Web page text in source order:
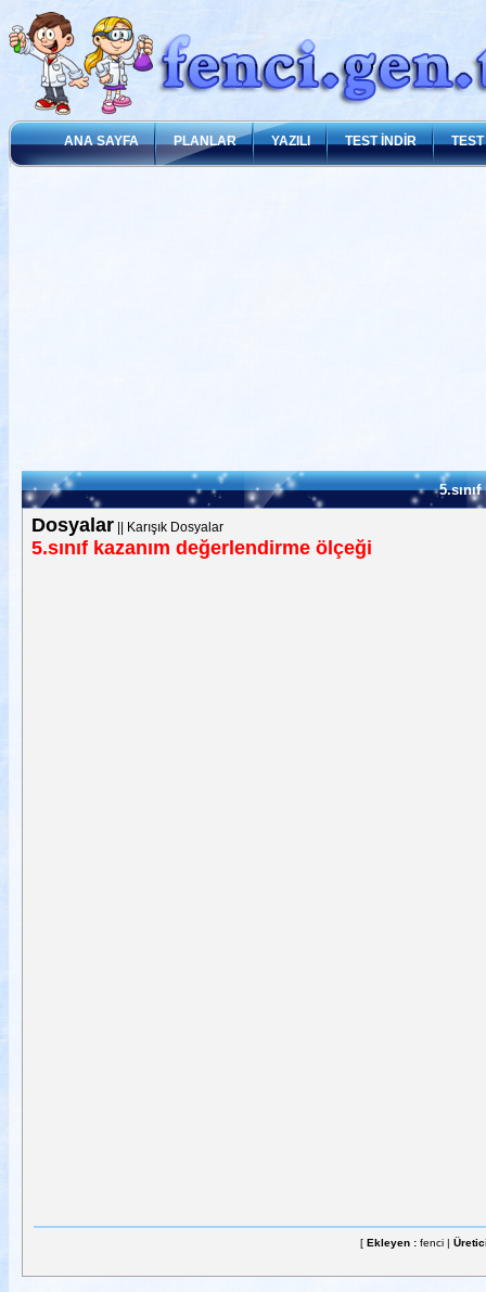
ANA SAYFA PLANLAR YAZILI TEST İNDİR
Dosyalar|| Karışık Dosyalar
5.sınıf kazanım değerlendirme ölçeği
[ Ekleyen : fenci |